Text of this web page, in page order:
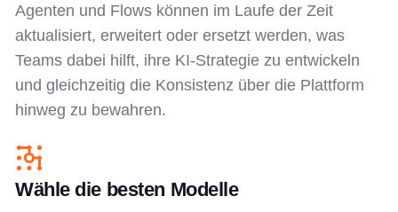
Agenten und Flows können im Laufe der Zeit
aktualisiert, erweitert oder ersetzt werden, was
Teams dabei hilft, ihre KI-Strategie zu entwickeln
und gleichzeitig die Konsistenz über die Plattform
hinweg zu bewahren.
Wähle die besten Modelle